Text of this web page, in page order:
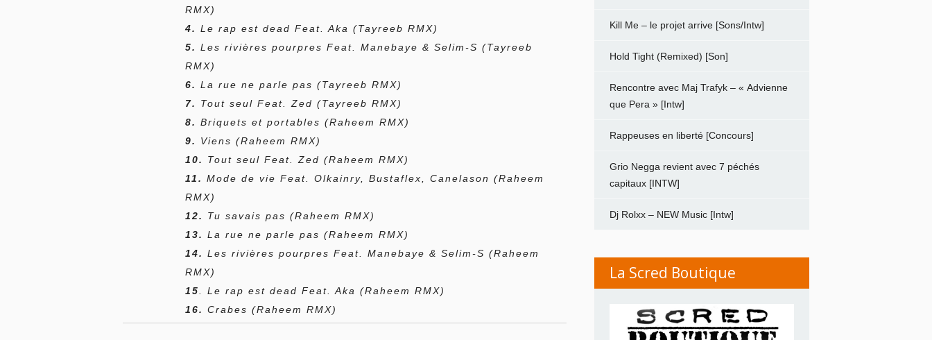
RMX)
4. Le rap est dead Feat. Aka (Tayreeb RMX)
5. Les rivières pourpres Feat. Manebaye & Selim-S (Tayreeb
RMX)
6. La rue ne parle pas (Tayreeb RMX)
7.
Tout seul Feat. Zed (Tayreeb RMX)
8. Briquets et portables (Raheem RMX)
9.
Viens (Raheem RMX)
10.
Tout seul Feat. Zed (Raheem RMX)
11. Mode de vie Feat. Olkainry, Bustaflex, Canelason (Raheem
RMX)
12.
Tu savais pas (Raheem RMX)
13. La rue ne parle pas (Raheem RMX)
14. Les rivières pourpres Feat. Manebaye & Selim-S (Raheem
RMX)
15
. Le rap est dead Feat. Aka (Raheem RMX)
16. Crabes (Raheem RMX)
Kill Me – le projet arrive [Sons/Intw]
Hold Tight (Remixed) [Son]
Rencontre avec Maj Trafyk – « Advienne
que Pera » [Intw]
Rappeuses en liberté [Concours]
Grio Negga revient avec 7 péchés
capitaux [INTW]
Dj Rolxx – NEW Music [Intw]
La Scred Boutique